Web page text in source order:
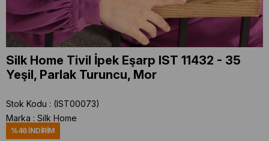
Silk Home Tivil İpek Eşarp IST 11432 - 35
Yeşil, Parlak Turuncu, Mor
Stok Kodu
(IST00073)
Marka : Silk Home
%46İNDIRIM